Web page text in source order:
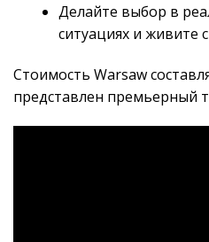
Делайте выбор в
ситуациях и живите
Стоимость Warsaw
представлен премьерный